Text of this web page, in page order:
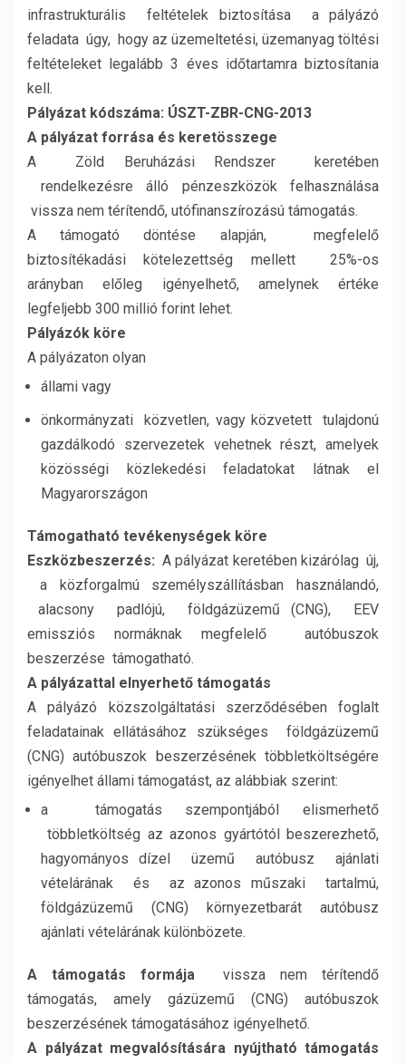
infrastrukturális feltételek biztosítása a pályázó
feladata úgy, hogy az üzemeltetési, üzemanyag töltési
feltételeket legalább 3 éves időtartamra biztosítania
kell.
Pályázat kódszáma: ÚSZT-ZBR-CNG-2013
A pályázat forrása és keretösszege
A Zöld Beruházási Rendszer keretében
rendelkezésre álló pénzeszközök felhasználása
vissza nem térítendő, utófinanszírozású támogatás.
A támogató döntése alapján, megfelelő
biztosítékadási kötelezettség mellett 25%-os
arányban előleg igényelhető, amelynek értéke
legfeljebb 300 millió forint lehet.
Pályázók köre
A pályázaton olyan
állami vagy
önkormányzati közvetlen, vagy közvetett tulajdonú
gazdálkodó szervezetek vehetnek részt, amelyek
közösségi közlekedési feladatokat látnak el
Magyarországon
Támogatható tevékenységek köre
Eszközbeszerzés: A pályázat keretében kizárólag új,
a közforgalmú személyszállításban használandó,
alacsony padlójú, földgázüzemű (CNG), EEV
emissziós normáknak megfelelő autóbuszok
beszerzése támogatható.
A pályázattal elnyerhető támogatás
A pályázó közszolgáltatási szerződésében foglalt
feladatainak ellátásához szükséges földgázüzemű
(CNG) autóbuszok beszerzésének többletköltségére
igényelhet állami támogatást, az alábbiak szerint:
a támogatás szempontjából elismerhető
többletköltség az azonos gyártótól beszerezhető,
hagyományos dízel üzemű autóbusz ajánlati
vételárának és az azonos műszaki tartalmú,
földgázüzemű (CNG) környezetbarát autóbusz
ajánlati vételárának különbözete.
A támogatás formájavissza nem térítendő
támogatás, amely gázüzemű (CNG) autóbuszok
beszerzésének támogatásához igényelhető.
A pályázat megvalósítására nyújtható támogatás